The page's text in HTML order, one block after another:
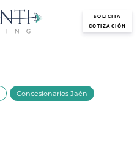
SOLICITA
COTIZACIÓN
Concesionarios Jaén